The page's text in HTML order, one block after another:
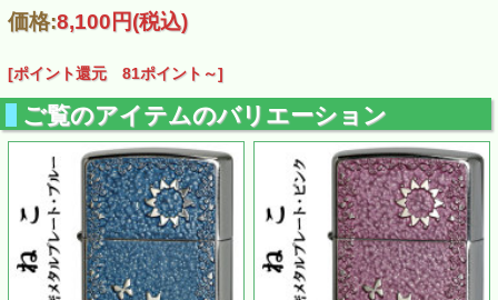
価格:8,100円(税込)
[ポイント還元 81ポイント～]
ご覧のアイテムのバリエーション